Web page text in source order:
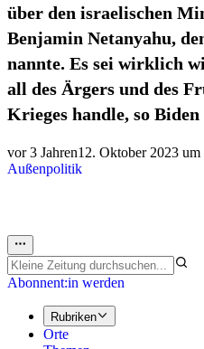
über den israelischen
Benjamin Netanyahu,
nannte. Es sei wirklich
all des Ärgers und des
Krieges handle, so Biden
vor 3 Jahren12. Oktober 2023 um
Außenpolitik
Abonnent:in werden
Rubriken
Orte